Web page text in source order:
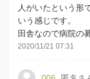
人がいたという形
いう感じです。
田舎なので病院の
2020/11/21 07:31